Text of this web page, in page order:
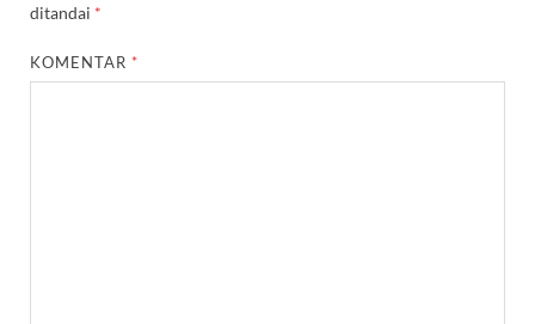
ditandai *
KOMENTAR *